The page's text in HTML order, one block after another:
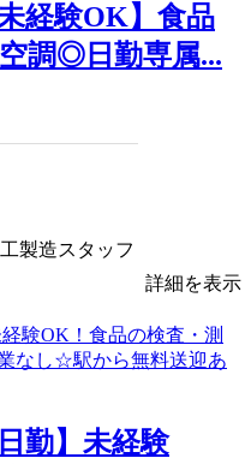
経験OK】食品
調◎日勤専属...
製造スタッフ
詳細を表示
勤】未経験